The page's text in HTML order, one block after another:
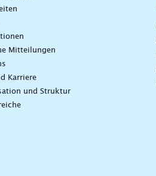
Mitteilungen
Karriere
und Struktur